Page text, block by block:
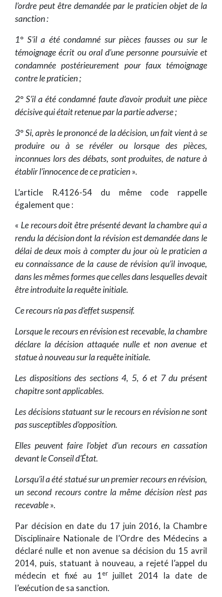
l’ordre peut être demandée par le praticien objet de la
sanction :
1° S’il a été condamné sur pièces fausses ou sur le
témoignage écrit ou oral d’une personne poursuivie et
condamnée postérieurement pour faux témoignage
contre le praticien ;
2° S’il a été condamné faute d’avoir produit une pièce
décisive qui était retenue par la partie adverse ;
3° Si, après le prononcé de la décision, un fait vient à se
produire ou à se révéler ou lorsque des pièces,
inconnues lors des débats, sont produites, de nature à
établir l’innocence de ce praticien».
L’article R.4126-54 du même code rappelle
également que :
« Le recours doit être présenté devant la chambre qui a
rendu la décision dont la révision est demandée dans le
délai de deux mois à compter du jour où le praticien a
eu connaissance de la cause de révision qu’il invoque,
dans les mêmes formes que celles dans lesquelles devait
être introduite la requête initiale.
Ce recours n’a pas d’effet suspensif.
Lorsque le recours en révision est recevable, la chambre
déclare la décision attaquée nulle et non avenue et
statue à nouveau sur la requête initiale.
Les dispositions des sections 4, 5, 6 et 7 du présent
chapitre sont applicables.
Les décisions statuant sur le recours en révision ne sont
pas susceptibles d’opposition.
Elles peuvent faire l’objet d’un recours en cassation
devant le Conseil d’État.
Lorsqu’il a été statué sur un premier recours en révision,
un second recours contre la même décision n’est pas
recevable».
Par décision en date du 17 juin 2016, la Chambre
Disciplinaire Nationale de l’Ordre des Médecins a
déclaré nulle et non avenue sa décision du 15 avril
2014, puis, statuant à nouveau, a rejeté l’appel du
médecin et fixé au 1er juillet 2014 la date de
l’exécution de sa sanction.